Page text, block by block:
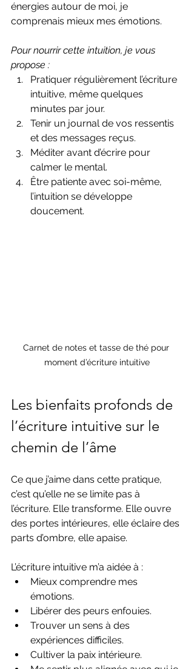
énergies autour de moi, je
comprenais mieux mes émotions.
Pour nourrir cette intuition, je vous
propose :
Pratiquer régulièrement l’écriture
intuitive, même quelques
minutes par jour.
Tenir un journal de vos ressentis
et des messages reçus.
Méditer avant d’écrire pour
calmer le mental.
Être patiente avec soi-même,
l’intuition se développe
doucement.
Carnet de notes et tasse de thé pour
moment d’écriture intuitive
Les bienfaits profonds de
l’écriture intuitive sur le
chemin de l’âme
Ce que j’aime dans cette pratique,
c’est qu’elle ne se limite pas à
l’écriture. Elle transforme. Elle ouvre
des portes intérieures, elle éclaire des
parts d’ombre, elle apaise.
L’écriture intuitive m’a aidée à :
Mieux comprendre mes
émotions.
Libérer des peurs enfouies.
Trouver un sens à des
expériences difficiles.
Cultiver la paix intérieure.